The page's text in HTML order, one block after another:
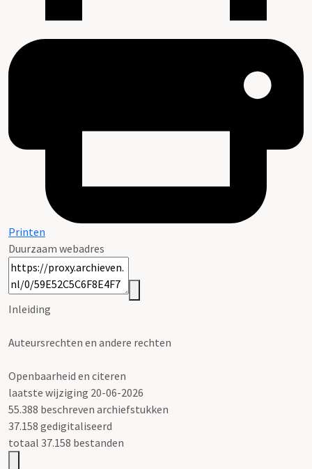
Printen
Duurzaam webadres
Inleiding
Auteursrechten en andere rechten
Openbaarheid en citeren
laatste wijziging 20-06-2026
55.388 beschreven archiefstukken
37.158 gedigitaliseerd
totaal 37.158 bestanden